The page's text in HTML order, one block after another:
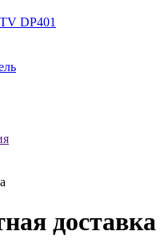
DP401
доставка